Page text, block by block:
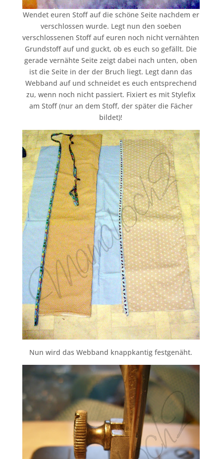
Wendet euren Stoff auf die schöne Seite nachdem er
verschlossen wurde. Legt nun den soeben
verschlossenen Stoff auf euren noch nicht vernähten
Grundstoff auf und guckt, ob es euch so gefällt. Die
gerade vernähte Seite zeigt dabei nach unten, oben
ist die Seite in der der Bruch liegt. Legt dann das
Webband auf und schneidet es euch entsprechend
zu, wenn noch nicht passiert. Fixiert es mit Stylefix
am Stoff (nur an dem Stoff, der später die Fächer
bildet)!
Nun wird das Webband knappkantig festgenäht.